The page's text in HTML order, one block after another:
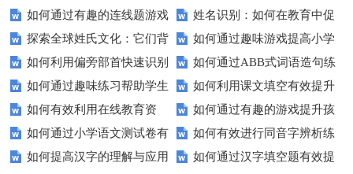
生轻松掌握常见姓氏？
确性和流利度？这里有妙招！
如何通过有趣的连线题游戏
提升孩子的逻辑思维能力？
姓名识别：如何在教育中促
进个性化学习？
探索全球姓氏文化：它们背
后隐藏的故事？
如何通过趣味游戏提高小学
生的拼音水平？
如何利用偏旁部首快速识别
汉字？
如何通过ABB式词语造句练
习提高孩子的语言表达能力？
如何通过趣味练习帮助学生
掌握反义词匹配？
如何利用课文填空有效提升
语文成绩？
如何有效利用在线教育资
源？
如何通过有趣的游戏提升孩
子的句子补全技巧？
如何通过小学语文测试卷有
效提高孩子的阅读与写作技能？
如何有效进行同音字辨析练
习？这些方法让你事半功倍！
如何提高汉字的理解与应用
如何通过汉字填空题有效提